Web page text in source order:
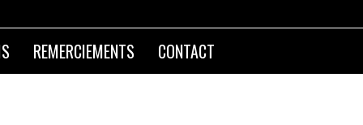
REMERCIEMENTS CONTACT